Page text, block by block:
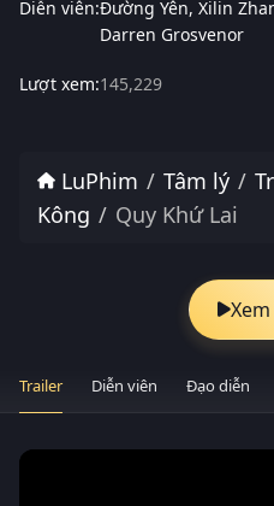
Diễn viên:Đường Yên Xilin
Darren Grosvenor
Lượt xem:145,229
LuPhim Tâm lý
Kông
Quy Khứ Lai
Trailer Diễn viên Đạo diễn